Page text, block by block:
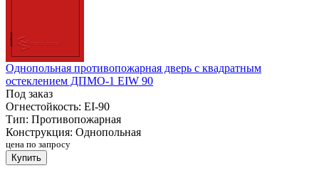
Однопольная противопожарная дверь с квадратным
остеклением ДПМО-1 EIW 90
Под заказ
Огнестойкость: EI-90
Тип: Противопожарная
Конструкция: Однопольная
цена по запросу
Купить